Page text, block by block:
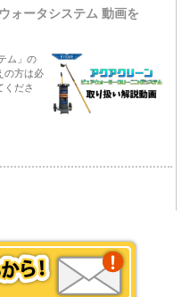
ォータシステム 動画を
ム」の
の方は必
くださ